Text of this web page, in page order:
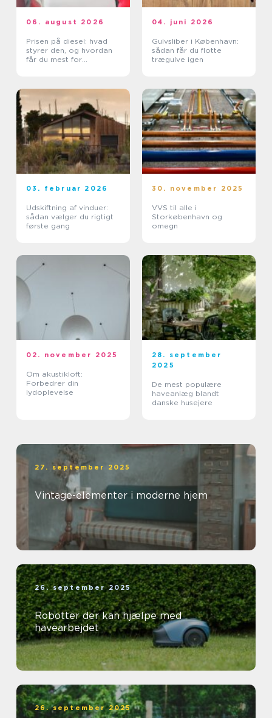
06. august 2026
Prisen på diesel: hvad
styrer den, og hvordan
får du mest for
04. juni 2026
Gulvsliber i København:
sådan får du flotte
trægulve igen
03. februar 2026
Udskiftning af vinduer:
sådan vælger du rigtigt
første gang
30. november 2025
VVS til alle i
Storkøbenhavn og
omegn
02. november 2025
Om akustikloft:
Forbedrer din
lydoplevelse
28. september
2025
De mest populære
haveanlæg blandt
danske husejere
27. september 2025
Vintage-elementer i moderne hjem
26. september 2025
Robotter der kan hjælpe med
havearbejdet
26. september 2025